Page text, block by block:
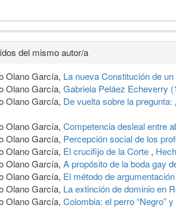
del mismo autor/a
Olano García, La nueva Constitución de
Olano García, Gabriela Peláez Echeverry
Olano García, De vuelta sobre la
Olano García, Competencia desleal entre
Olano García, Percepción social de los
Olano García, El crucifijo de la Corte ,
Olano García, A propósito de la boda gay
Olano García, El método de
Olano García, La extinción de dominio en
Olano García, Colombia: el perro “Negro”